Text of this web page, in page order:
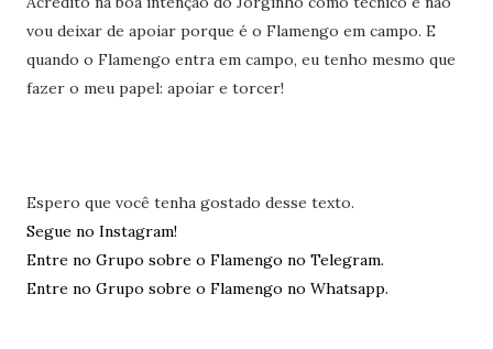
vou deixar de apoiar porque é o Flamengo em campo. E
quando o Flamengo entra em campo, eu tenho mesmo que
fazer o meu papel: apoiar e torcer!
Espero que você tenha gostado desse texto.
Segue no Instagram!
Entre no Grupo sobre o Flamengo no Telegram.
Entre no Grupo sobre o Flamengo no Whatsapp.